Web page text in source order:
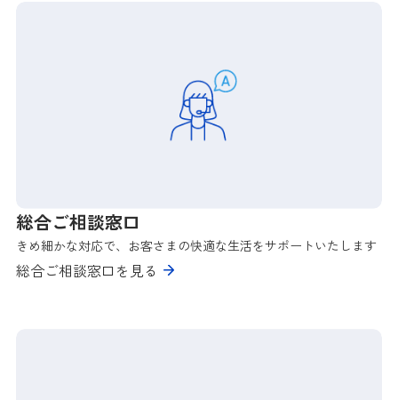
総合ご相談窓口
きめ細かな対応で、お客さまの快適な生活をサポートいたします
総合ご相談窓口を見る